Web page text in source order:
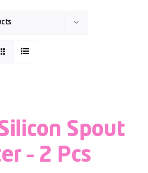
Spout
– 2 Pcs